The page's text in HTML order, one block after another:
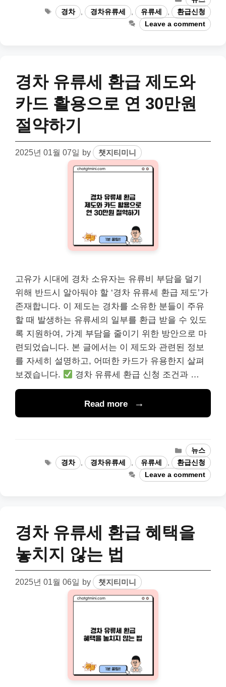
Tags경차 경차유류세 유류세
환급신청
Leave a comment
경차 유류세 환급 제도와
카드 활용으로 연 30만원
절약하기
2025년 01월 07일 by 챗지티미니
고유가 시대에 경차 소유자는 유류비 부담을 덜기
위해 반드시 알아둬야 할 ‘경차 유류세 환급 제도’가
존재합니다. 이 제도는 경차를 소유한 분들이 주유
할 때 발생하는 유류세의 일부를 환급 받을 수 있도
록 지원하여, 가계 부담을 줄이기 위한 방안으로 마
련되었습니다. 본 글에서는 이 제도와 관련된 정보
를 자세히 설명하고, 어떠한 카드가 유용한지 살펴
보겠습니다.
경차 유류세 환급 신청 조건과 …
Read more
Categories
뉴스
Tags경차 , 경차유류세 , 유류세 ,
환급신청
Leave a comment
경차 유류세 환급 혜택을
놓치지 않는 법
2025년 01월 06일 by 챗지티미니